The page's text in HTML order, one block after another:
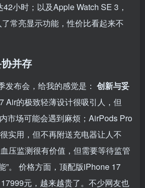
小时；以及Apple Watch SE 3，
常亮显示功能，性价比看起来不
并存
发布会，给我的感觉是： 创新与妥
Air的极致轻薄设计很吸引人，但
市场可能会遇到麻烦；AirPods Pro
实用，但不再附送充电器让人不
压监测很有价值，但需要等待监管
”。 价格方面，顶配版iPhone 17
元，越来越贵了。不少网友也